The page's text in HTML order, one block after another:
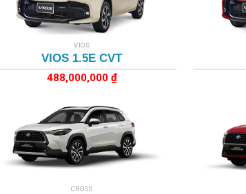
VIOS
VIOS 1.5E CVT
488,000,000 ₫
CROSS